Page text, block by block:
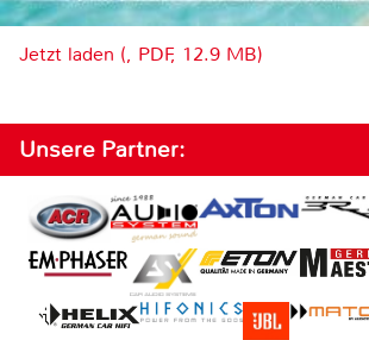
Jetzt laden (, PDF, 12.9 MB)
Unsere Partner: